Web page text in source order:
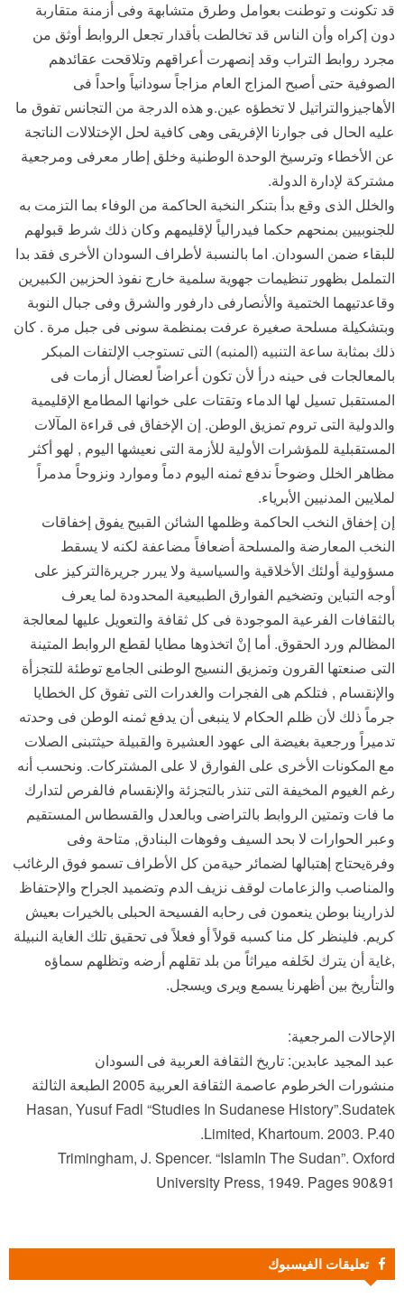
قد تكونت و توطنت بعوامل وطرق متشابهة وفى أزمنة متقاربة
دون إكراه وأن الناس قد تخالطت بأقدار تجعل الروابط أوثق من
مجرد روابط التراب وقد إنصهرت أعراقهم وتلاقحت عقائدهم
الصوفية حتى أصبح المزاج العام مزاجاً سودانياً واحداً فى
الأهاجيزوالتراتيل لا تخطؤه عين.و هذه الدرجة من التجانس تفوق ما
عليه الحال فى جوارنا الإفريقى وهى كافية لحل الإختلالات الناتجة
عن الأخطاء وترسيخ الوحدة الوطنية وخلق إطار معرفى ومرجعية
مشتركة لإدارة الدولة.
والخلل الذى وقع بدأ بتنكر النخبة الحاكمة من الوفاء بما التزمت به
للجنوبيين بمنحهم حكما فيدرالياً لإقليمهم وكان ذلك شرط قبولهم
للبقاء ضمن السودان. اما بالنسبة لأطراف السودان الأخرى فقد بدا
التململ بظهور تنظيمات جهوية سلمية خارج نفوذ الحزبين الكبيرين
وقاعدتيهما الختمية والأنصارفى دارفور والشرق وفى جبال النوبة
وبتشكيلة مسلحة صغيرة عرفت بمنظمة سونى فى جبل مرة . كان
ذلك بمثابة ساعة التنبيه (المنبه) التى تستوجب الإلتفات المبكر
بالمعالجات فى حينه درأ لأن تكون أعراضاً لعضال أزمات فى
المستقبل تسيل لها الدماء وتقتات على خوانها المطامع الإقليمية
والدولية التى تروم تمزيق الوطن. إن الإخفاق فى قراءة المآلات
المستقبلية للمؤشرات الأولية للأزمة التى نعيشها اليوم , لهو أكثر
مظاهر الخلل وضوحاً ندفع ثمنه اليوم دماً وموارد ونزوحاً مدمراً
لملايين المدنيين الأبرياء.
إن إخفاق النخب الحاكمة وظلمها الشائن القبيح يفوق إخفاقات
النخب المعارضة والمسلحة أضعافاً مضاعفة لكنه لا يسقط
مسؤولية أولئك الأخلاقية والسياسية ولا يبرر جريرةالتركيز على
أوجه التباين وتضخيم الفوارق الطبيعية المحدودة لما يعرف
بالثقافات الفرعية الموجودة فى كل ثقافة والتعويل عليها لمعالجة
المظالم ورد الحقوق. أما إنْ اتخذوها مطايا لقطع الروابط المتينة
التى صنعتها القرون وتمزيق النسيج الوطنى الجامع توطئة للتجزأة
والإنقسام , فتلكم هى الفجرات والغدرات التى تفوق كل الخطايا
جرماً ذلك لأن ظلم الحكام لا ينبغى أن يدفع ثمنه الوطن فى وحدته
تدميراً ورجعية بغيضة الى عهود العشيرة والقبيلة حيثتبنى الصلات
مع المكونات الأخرى على الفوارق لا على المشتركات. ونحسب أنه
رغم الغيوم المخيفة التى تنذر بالتجزئة والإنقسام فالفرص لتدارك
ما فات وتمتين الروابط بالتراضى وبالعدل والقسطاس المستقيم
وعبر الحوارات لا بحد السيف وفوهات البنادق, متاحة وفى
وفرةيحتاج إهتبالها لضمائر حيةمن كل الأطراف تسمو فوق الرغائب
والمناصب والزعامات لوقف نزيف الدم وتضميد الجراح والإحتفاظ
لذرارينا بوطن ينعمون فى رحابه الفسيحة الحبلى بالخيرات بعيش
كريم. فلينظر كل منا كسبه قولاً أو فعلاً فى تحقيق تلك الغاية النبيلة
,غاية أن يترك لخَلفه ميراثاً من بلد تقلهم أرضه وتظلهم سماؤه
والتأريخ بين أظهرنا يسمع ويرى ويسجل.
الإحالات المرجعية:
عبد المجيد عابدين: تاريخ الثقافة العربية فى السودان
منشورات الخرطوم عاصمة الثقافة العربية 2005 الطبعة الثالثة
Hasan, Yusuf Fadl “Studies In Sudanese History”.Sudatek
Limited, Khartoum. 2003. P.40.
Trimingham, J. Spencer. “IslamIn The Sudan”. Oxford
University Press, 1949. Pages 90&91
تعليقات الفيسبوك